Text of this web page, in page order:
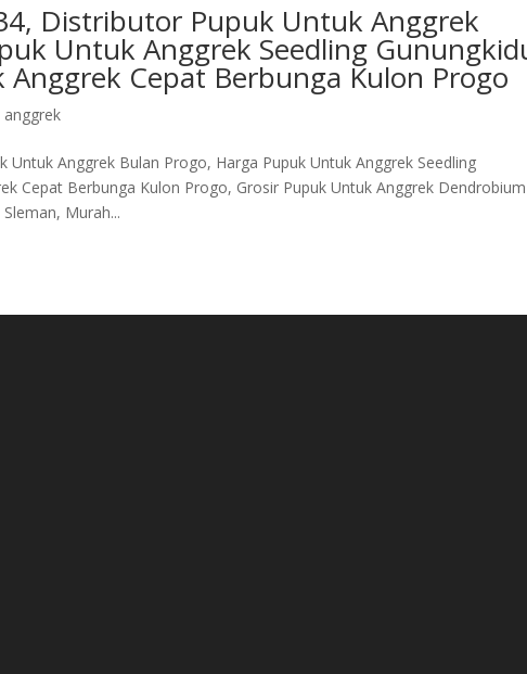
Distributor Pupuk Untuk Anggrek
Untuk Anggrek Seedling
Cepat Berbunga Kulon Progo
Anggrek Bulan Progo, Harga Pupuk Untuk Anggrek Seedling
Cepat Berbunga Kulon Progo, Grosir Pupuk Untuk Anggrek Dendrobium
Murah...